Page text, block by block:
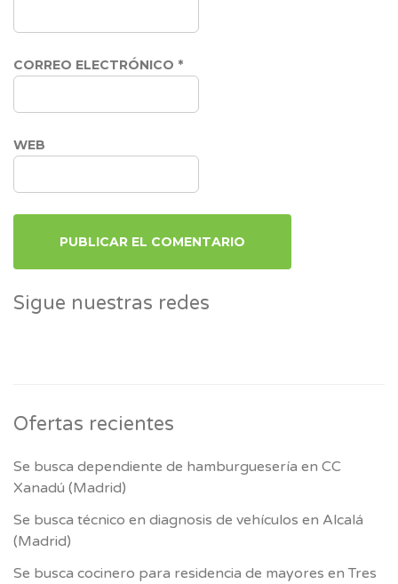
CORREO ELECTRÓNICO *
WEB
Sigue nuestras redes
Ofertas recientes
Se busca dependiente de hamburguesería en CC
Xanadú (Madrid)
Se busca técnico en diagnosis de vehículos en Alcalá
(Madrid)
Se busca cocinero para residencia de mayores en Tres